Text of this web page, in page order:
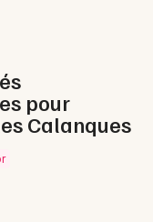
pour
Calanques